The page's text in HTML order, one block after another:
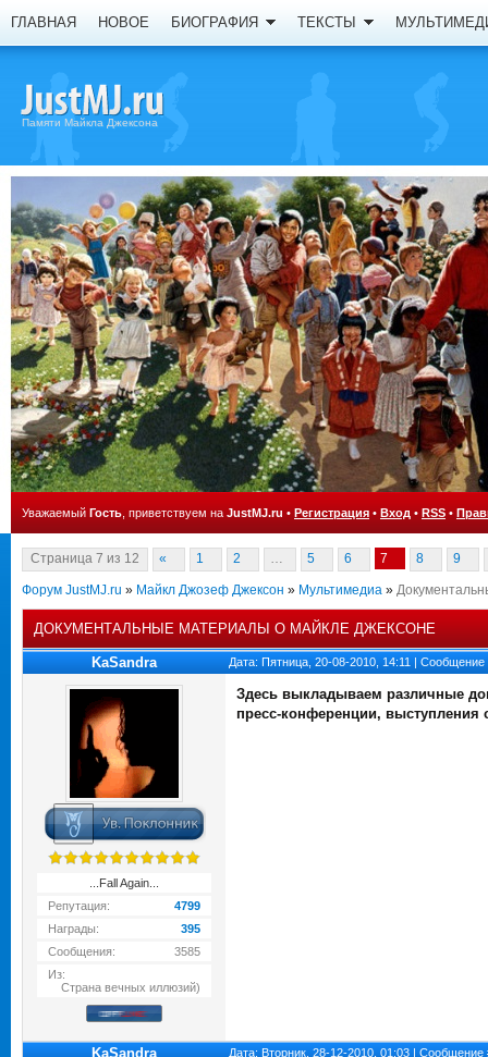
ГЛАВНАЯ НОВОЕ БИОГРАФИЯ ТЕКСТЫ
Памяти Майкла Джексона
Уважаемый Гость , приветствуем на JustMJ.ru • Регистрация • Вход • RSS •
Страница 7 из 12 « 1 2 … 5 6 7 8 9
Форум JustMJ.ru » Майкл Джозеф Джексон » Мультимедиа »
ДОКУМЕНТАЛЬНЫЕ МАТЕРИАЛЫ О МАЙКЛЕ ДЖЕКСОНЕ
KaSandra Дата: Пятница, 20-08-2010, 14:11 |
...Fall Again...
Репутация:
4799
Награды:
395
Сообщения:
3585
Из:
Страна вечных иллюзий)
Здесь выкладываем различные
пресс-конференции,
KaSandra Дата: Вторник, 28-12-2010, 01:03 |